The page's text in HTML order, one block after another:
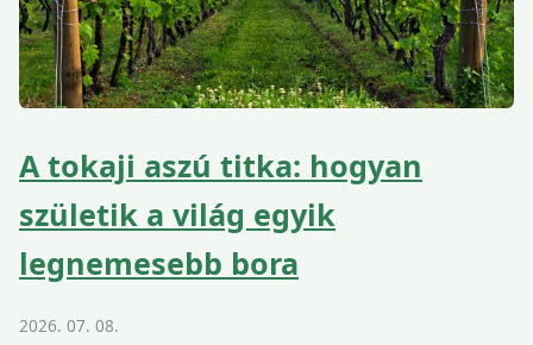
A tokaji aszú titka: hogyan
születik a világ egyik
legnemesebb bora
2026. 07. 08.